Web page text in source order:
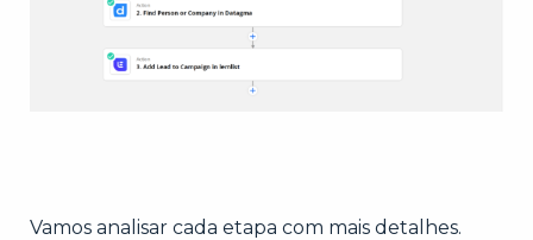
Vamos analisar cada etapa com mais detalhes.